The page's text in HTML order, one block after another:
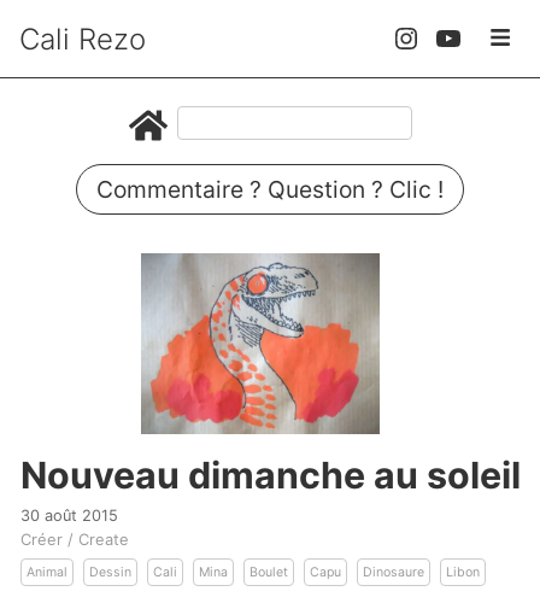
Cali Rezo
Commentaire ? Question ? Clic !
Nouveau dimanche au soleil
30 août 2015
Créer / Create
Animal Dessin Cali Mina Boulet Capu Dinosaure Libon